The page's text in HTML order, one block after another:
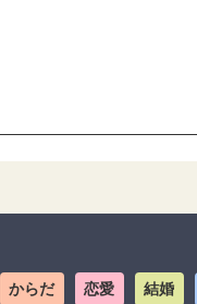
からだ 恋愛 結婚